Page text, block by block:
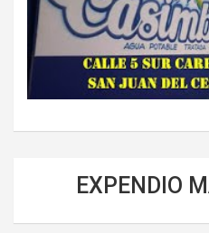
EXPENDIO